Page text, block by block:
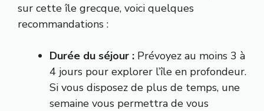
sur cette île grecque, voici quelques
recommandations :
Durée du séjour : Prévoyez au moins 3 à
4 jours pour explorer l’île en profondeur.
Si vous disposez de plus de temps, une
semaine vous permettra de vous